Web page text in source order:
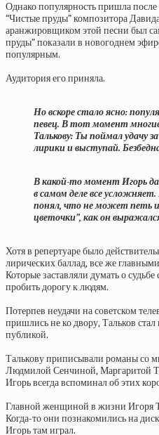
Однако популярность пришла
“Чистые пруды” композитора
аранжировщиком этой песни был
пруды” показали в новогоднем
популярным.
Аудитория его приняла.
Но вскоре стало ясно:
певец. В тот момент многие
Талькову: Ты поймал удачу
лирики и выступай.
В какой-то момент Игорь
в самом деле все
понял, что не может петь
цветочки”, как он
Хотя в репертуаре было
лирических баллад, все же
Которые заставляли думать о
пробить дорогу к людям.
Потерпев неудачи на советском
пришлись не ко двору, Тальков
публикой.
Талькову приписывали романы со
Людмилой Сенчиной, Маргаритой
Игорь всегда вспоминал об этих
Главной женщиной в жизни Игоря
Когда-то они познакомились на
Игорь там играл.